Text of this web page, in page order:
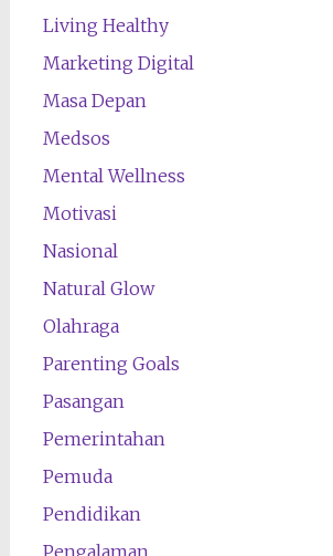
Living Healthy
Marketing Digital
Masa Depan
Medsos
Mental Wellness
Motivasi
Nasional
Natural Glow
Olahraga
Parenting Goals
Pasangan
Pemerintahan
Pemuda
Pendidikan
Pengalaman